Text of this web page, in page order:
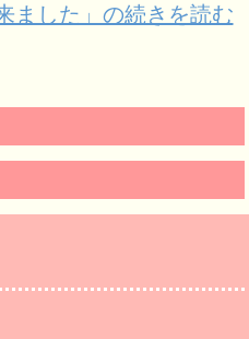
ました」の続きを読む